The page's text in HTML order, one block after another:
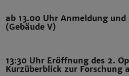
ab 13.00 Uhr Anmeldung und
(Gebäude V)
13:30 Uhr Eröffnung des 2.
Kurzüberblick zur Forschung